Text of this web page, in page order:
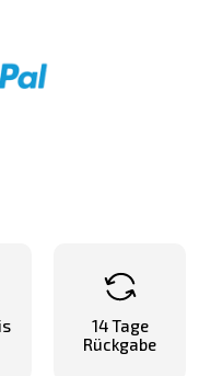
14 Tage
Rückgabe